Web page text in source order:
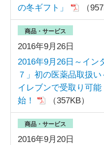
の冬ギフト」
（
2016年9月26日
商品・サービス
2016年9月26日～イン
７」初の医薬品取扱
イレブンで受取り可
始！
（357KB）
2016年9月20日
商品・サービス